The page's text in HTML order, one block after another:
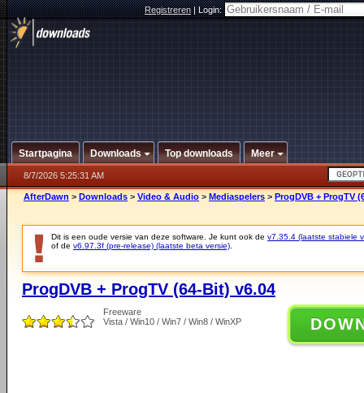
Registreren|Login:
Startpagina Downloads Top downloads Meer
8/7/2026 5:25:31 AM
AfterDawn > Downloads > Video & Audio > Mediaspelers > ProgDVB + ProgTV
Dit is een oude versie van deze software. Je kunt ook de v7.35.4 (laatste stabiele
of de v6.97.3f (pre-release) (laatste beta versie)
ProgDVB + ProgTV (64-Bit) v6.04
Freeware
Vista / Win10 / Win7 / Win8 / WinXP